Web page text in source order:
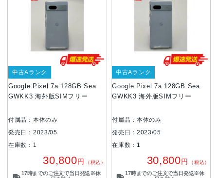
Google Pixel 7a 128GB Sea
GWKK3 海外版SIMフリー
中古Aランク
付属品：本体のみ
発売日：2023/05
在庫数：1
30,800円 （税込）
17時までのご注文で当日発送※休
Google Pixel 7a 128GB Sea
GWKK3 海外版SIMフリー
中古Aランク
付属品：本体のみ
発売日：2023/05
在庫数：1
30,800円 （税込）
17時までのご注文で当日発送※休